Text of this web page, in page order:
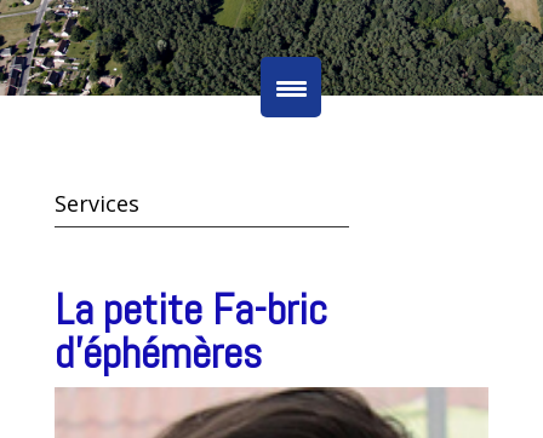
Services
La petite Fa-bric
d’éphémères